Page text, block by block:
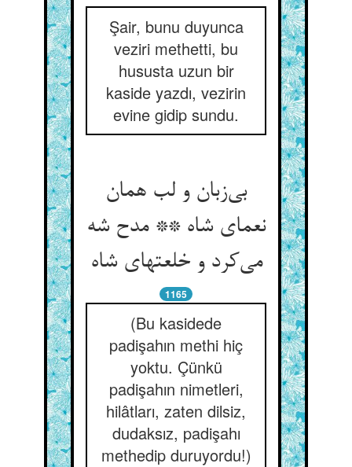
Şair, bunu duyunca
veziri methetti, bu
hususta uzun bir
kaside yazdı, vezirin
evine gidip sundu.
بی‌زبان و لب همان
نعمای شاه ** مدح شه
می‌کرد و خلعتهای شاه
1165
(Bu kasidede
padişahın methi hiç
yoktu. Çünkü
padişahın nimetleri,
hilâtları, zaten dilsiz,
dudaksız, padişahı
methedip duruyordu!)